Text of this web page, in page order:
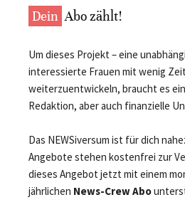
Dein Abo zählt!
Um dieses Projekt – eine
interessierte Frauen mit wenig
weiterzuentwickeln, braucht es
Redaktion, aber auch finanzielle
Das NEWSiversum ist für dich
Angebote stehen kostenfrei zur
dieses Angebot jetzt mit einem
jährlichen News-Crew Abo